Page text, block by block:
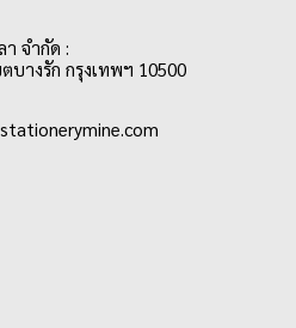
จำกัด :
บางรัก กรุงเทพฯ 10500